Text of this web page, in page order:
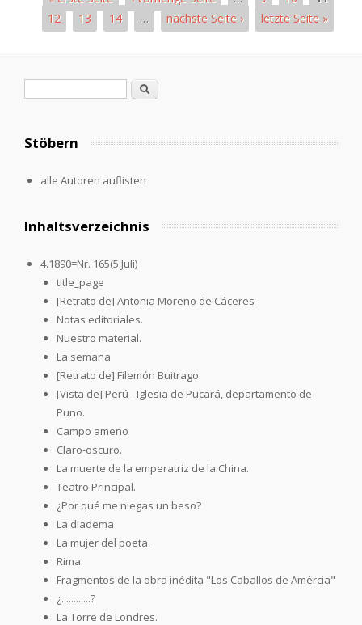
12
13 14 … nächste Seite › letzte Seite »
Search
Stöbern
alle Autoren auflisten
Inhaltsverzeichnis
4.1890=Nr. 165(5.Juli)
title_page
[Retrato de] Antonia Moreno de Cáceres
Notas editoriales.
Nuestro material.
La semana
[Retrato de] Filemón Buitrago.
[Vista de] Perú - Iglesia de Pucará, departamento de
Puno.
Campo ameno
Claro-oscuro.
La muerte de la emperatriz de la China.
Teatro Principal.
¿Por qué me niegas un beso?
La diadema
La mujer del poeta.
Rima.
Fragmentos de la obra inédita "Los Caballos de Amércia"
¿............?
La Torre de Londres.